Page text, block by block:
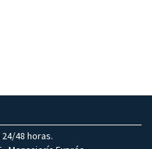
48 horas.